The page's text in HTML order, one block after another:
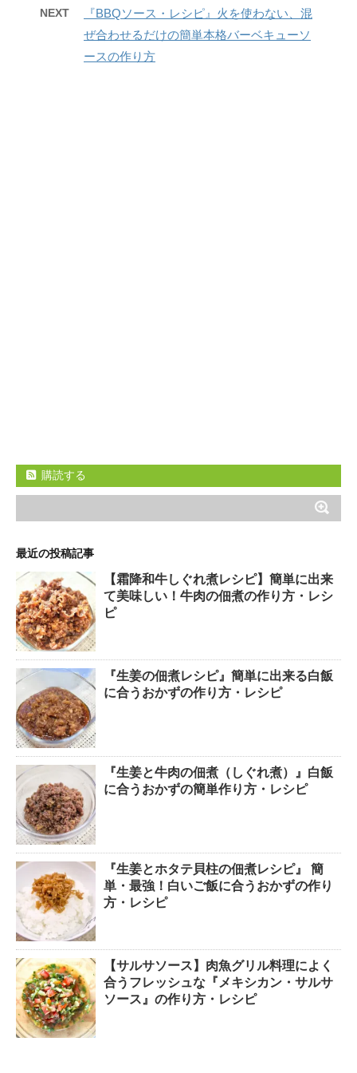
NEXT
『BBQソース・レシピ』火を使わない、混
ぜ合わせるだけの簡単本格バーベキューソ
ースの作り方
購読する
最近の投稿記事
【霜降和牛しぐれ煮レシピ】簡単に出来
て美味しい！牛肉の佃煮の作り方・レシ
ピ
『生姜の佃煮レシピ』簡単に出来る白飯
に合うおかずの作り方・レシピ
『生姜と牛肉の佃煮（しぐれ煮）』白飯
に合うおかずの簡単作り方・レシピ
『生姜とホタテ貝柱の佃煮レシピ』 簡
単・最強！白いご飯に合うおかずの作り
方・レシピ
【サルサソース】肉魚グリル料理によく
合うフレッシュな『メキシカン・サルサ
ソース』の作り方・レシピ